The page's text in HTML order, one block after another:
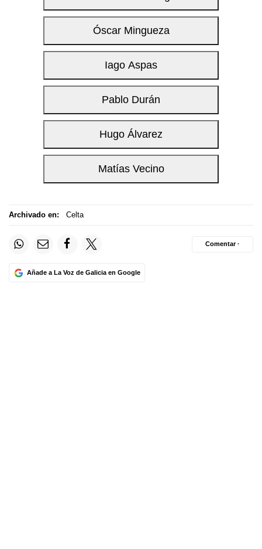
Archivado en: Celta
Añade a La Voz de Galicia en Google
Comentar ·